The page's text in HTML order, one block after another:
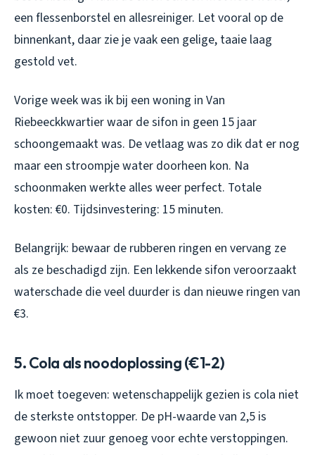
een flessenborstel en allesreiniger. Let vooral op de
binnenkant, daar zie je vaak een gelige, taaie laag
gestold vet.
Vorige week was ik bij een woning in Van
Riebeeckkwartier waar de sifon in geen 15 jaar
schoongemaakt was. De vetlaag was zo dik dat er nog
maar een stroompje water doorheen kon. Na
schoonmaken werkte alles weer perfect. Totale
kosten: €0. Tijdsinvestering: 15 minuten.
Belangrijk: bewaar de rubberen ringen en vervang ze
als ze beschadigd zijn. Een lekkende sifon veroorzaakt
waterschade die veel duurder is dan nieuwe ringen van
€3.
5. Cola als noodoplossing (€1-2)
Ik moet toegeven: wetenschappelijk gezien is cola niet
de sterkste ontstopper. De pH-waarde van 2,5 is
gewoon niet zuur genoeg voor echte verstoppingen.